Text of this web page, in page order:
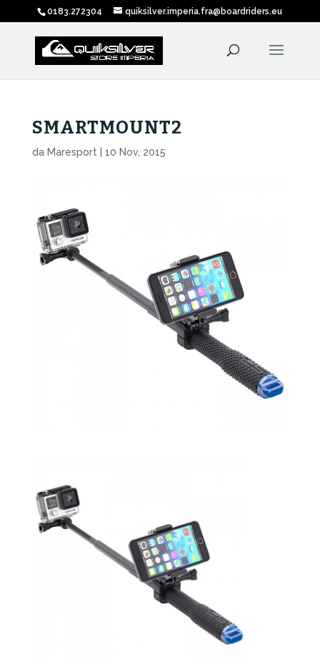
0183.272304 quiksilver.imperia.fra@boardriders.eu
SMARTMOUNT2
da Maresport 10 Nov, 2015